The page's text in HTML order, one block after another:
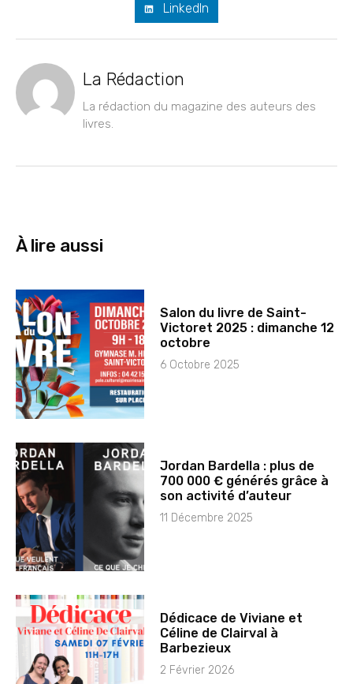
LinkedIn
La Rédaction
La rédaction du magazine des auteurs des
livres.
À lire aussi
Salon du livre de Saint-
Victoret 2025 : dimanche 12
octobre
6 Octobre 2025
Jordan Bardella : plus de
700 000 € générés grâce à
son activité d’auteur
11 Décembre 2025
Dédicace de Viviane et
Céline de Clairval à
Barbezieux
2 Février 2026